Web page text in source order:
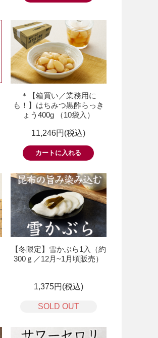
＊【箱買い／業務用に
も！】はちみつ黒酢らっき
ょう400g （10袋入）
11,246円(税込)
【冬限定】雪かぶら1入（約
300ｇ／12月~1月頃販売）
1,375円(税込)
SOLD OUT